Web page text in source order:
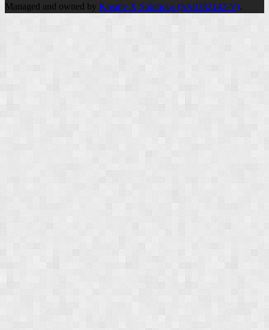
Managed and owned by Kreativ X Solutions (SA0382142-V).